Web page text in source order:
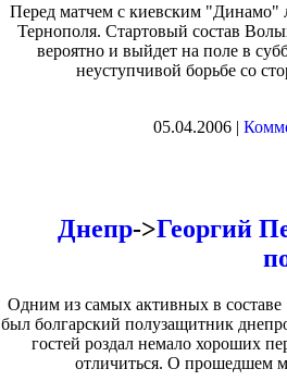
Перед матчем с киевским "Динамо"
Тернополя. Стартовый состав
вероятно и выйдет на поле в
неуступчивой борьбе со
05.04.2006 |
Днепр->Георгий
Одним из самых активных в
был болгарский полузащитник
гостей роздал немало хороших
отличиться. О прошедшем